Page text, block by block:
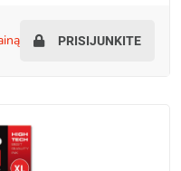
PRISIJUNKITE